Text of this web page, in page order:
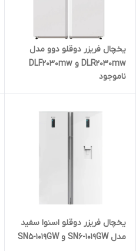
یخچال فریزر دوقلو دوو مدل
DLR2030mw و DLF2030mw
ناموجود
یخچال فریزر دوقلو اسنوا سفید
مدل SN6-1019GW و SN5-1019GW